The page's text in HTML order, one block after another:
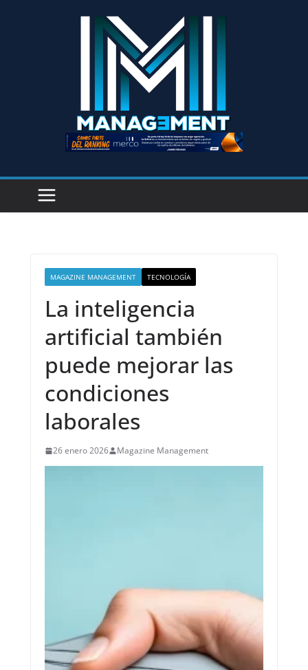
MAGAZINE MANAGEMENT TECNOLOGÍA
La inteligencia
artificial también
puede mejorar las
condiciones
laborales
26 enero 2026 Magazine Management